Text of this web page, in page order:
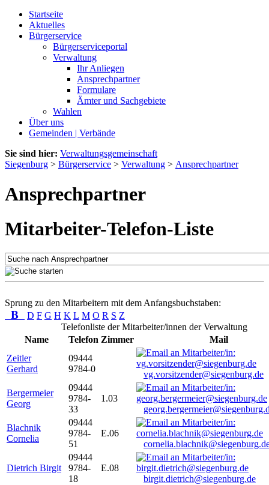
Startseite
Aktuelles
Bürgerservice
Bürgerserviceportal
Verwaltung
Ihr Anliegen
Ansprechpartner
Formulare
Ämter und Sachgebiete
Wahlen
Über uns
Gemeinden | Verbände
Sie sind hier: Verwaltungsgemeinschaft
Siegenburg > Bürgerservice > Verwaltung > Ansprechpartner
Ansprechpartner
Mitarbeiter-Telefon-Liste
Sprung zu den Mitarbeitern mit dem Anfangsbuchstaben:
B D F G H K L M O R S Z
Telefonliste der Mitarbeiter/innen der Verwaltung
Name
Telefon Zimmer
Mail
Zeitler
Gerhard
09444
9784-0
vg.vorsitzender@siegenburg.de
Bergermeier
Georg
09444
9784-
33
1.03
Blachnik
Cornelia
09444
9784-
51
E.06
Dietrich Birgit
09444
9784-
18
E.08
birgit.dietrich@siegenburg.de